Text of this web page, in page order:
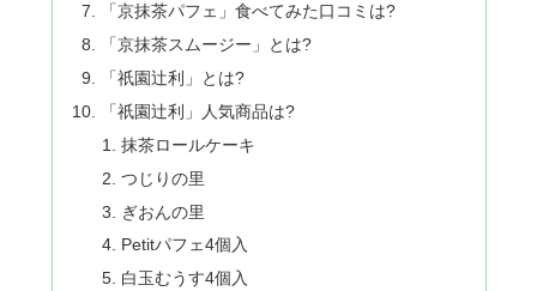
「京抹茶パフェ」食べてみた口コミは?
「京抹茶スムージー」とは?
「祇園辻利」とは?
「祇園辻利」人気商品は?
抹茶ロールケーキ
つじりの里
ぎおんの里
Petitパフェ4個入
白玉むうす4個入